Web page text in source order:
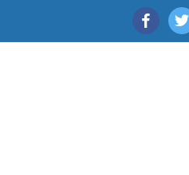
facebook